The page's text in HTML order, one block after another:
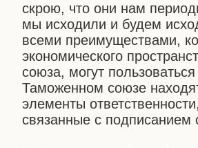
скрою, что они нам
мы исходили и будем
всеми преимуществами,
экономического
союза, могут
Таможенном союзе
элементы
связанные с подписанием